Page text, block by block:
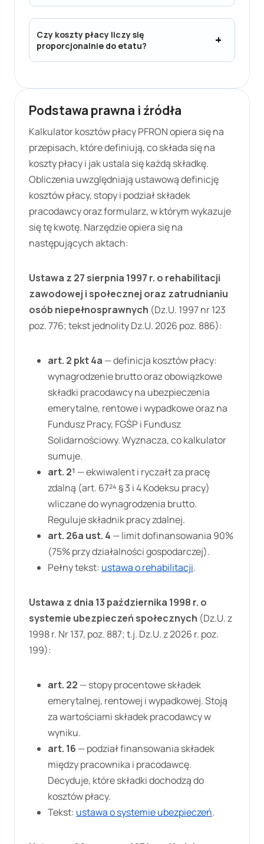
Czy koszty płacy liczy się
proporcjonalnie do etatu?
Podstawa prawna i źródła
Kalkulator kosztów płacy PFRON opiera się na
przepisach, które definiują, co składa się na
koszty płacy i jak ustala się każdą składkę.
Obliczenia uwzględniają ustawową definicję
kosztów płacy, stopy i podział składek
pracodawcy oraz formularz, w którym wykazuje
się tę kwotę. Narzędzie opiera się na
następujących aktach:
Ustawa z 27 sierpnia 1997 r. o rehabilitacji
zawodowej i społecznej oraz zatrudnianiu
osób niepełnosprawnych (Dz.U. 1997 nr 123
poz. 776; tekst jednolity Dz.U. 2026 poz. 886):
art. 2 pkt 4a — definicja kosztów płacy:
wynagrodzenie brutto oraz obowiązkowe
składki pracodawcy na ubezpieczenia
emerytalne, rentowe i wypadkowe oraz na
Fundusz Pracy, FGŚP i Fundusz
Solidarnościowy. Wyznacza, co kalkulator
sumuje.
art. 2¹ — ekwiwalent i ryczałt za pracę
zdalną (art. 67²⁴ § 3 i 4 Kodeksu pracy)
wliczane do wynagrodzenia brutto.
Reguluje składnik pracy zdalnej.
art. 26a ust. 4 — limit dofinansowania 90%
(75% przy działalności gospodarczej).
Pełny tekst: ustawa o rehabilitacji.
Ustawa z dnia 13 października 1998 r. o
systemie ubezpieczeń społecznych (Dz.U. z
1998 r. Nr 137, poz. 887; t.j. Dz.U. z 2026 r. poz.
199):
art. 22 — stopy procentowe składek
emerytalnej, rentowej i wypadkowej. Stoją
za wartościami składek pracodawcy w
wyniku.
art. 16 — podział finansowania składek
między pracownika i pracodawcę.
Decyduje, które składki dochodzą do
kosztów płacy.
Tekst: ustawa o systemie ubezpieczeń.